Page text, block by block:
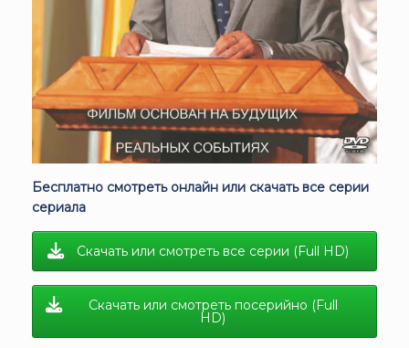
Бесплатно смотреть онлайн или скачать все серии
сериала
Скачать или смотреть все серии (Full HD)
Скачать или смотреть посерийно (Full
HD)